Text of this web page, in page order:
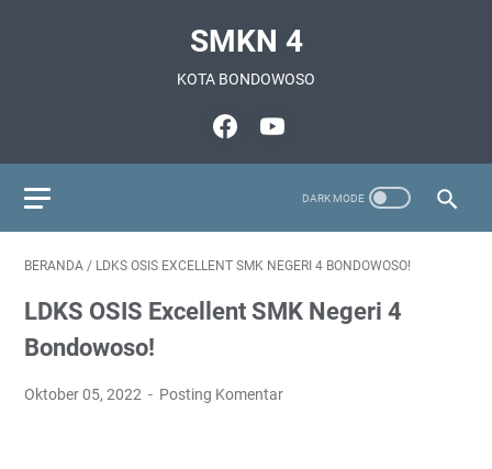
SMKN 4
KOTA BONDOWOSO
BERANDA / LDKS OSIS EXCELLENT SMK NEGERI 4 BONDOWOSO!
LDKS OSIS Excellent SMK Negeri 4
Bondowoso!
Oktober 05, 2022 Posting Komentar